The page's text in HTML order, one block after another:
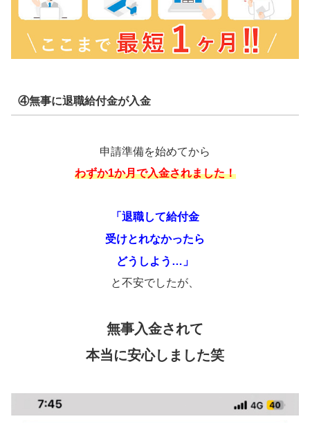
④無事に退職給付金が入金
申請準備を始めてから
わずか1か月で入金されました！
「退職して給付金
受けとれなかったら
どうしよう…」
と不安でしたが、
無事入金されて
本当に安心しました笑